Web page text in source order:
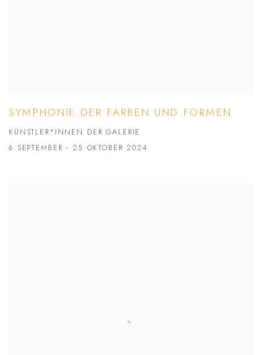
SYMPHONIE DER FARBEN UND FORMEN
KÜNSTLER*INNEN DER GALERIE
6 SEPTEMBER - 25 OKTOBER 2024